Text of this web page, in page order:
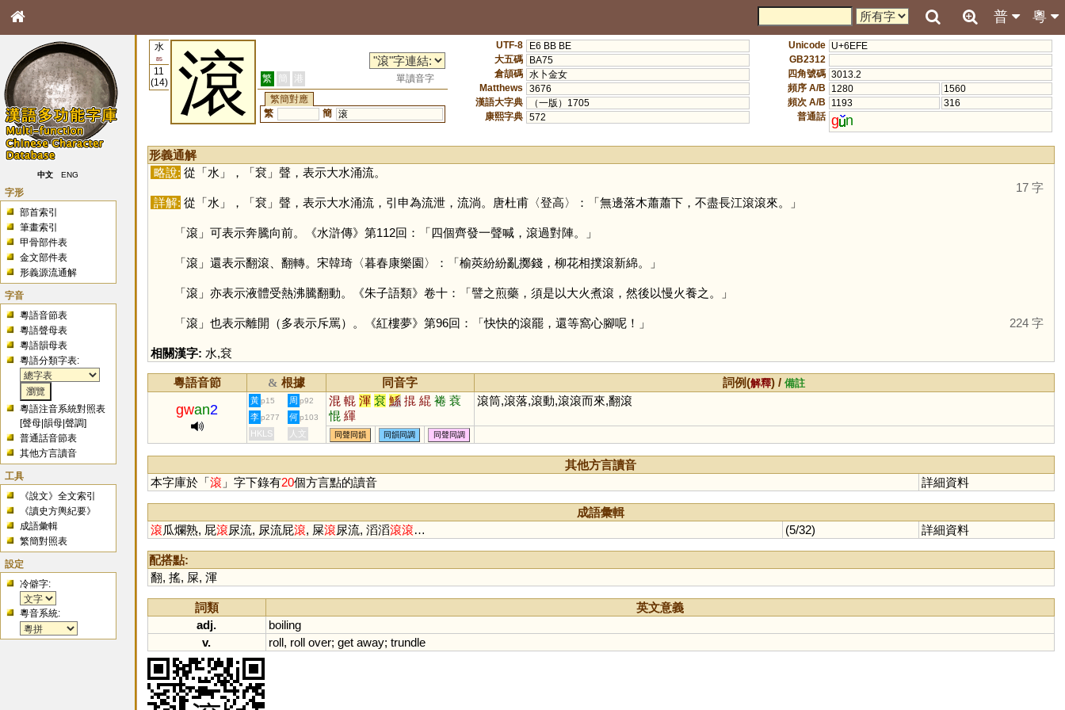
粵
普
中文 ENG
字形
部首索引
筆畫索引
甲骨部件表
金文部件表
形義源流通解
字音
粵語音節表
粵語聲母表
粵語韻母表
粵語分類字表:
粵語注音系統對照表
[聲母 |韻母 |聲調]
普通話音節表
其他方言讀音
工具
《說文》全文索引
《讀史方輿紀要》
成語彙輯
繁簡對照表
設定
冷僻字:
粵音系統:
水
85
11
(14)
滾 繁 簡 港
單讀音字
繁簡對應
繁
簡 滚
UTF-8
E6 BB BE
大五碼
BA75
倉頡碼 水卜金女
Matthews
3676
漢語大字典
（一版）1705
康熙字典 572
Unicode U+6EFE
GB2312
四角號碼 3013.2
頻序 A/B
1280
1560
頻次 A/B
1193
316
普通話 g n
形義通解
略說: 從「水 」，「袞 」聲，表示大水涌流。
17 字
詳解: 從「水 」，「袞 」聲，表示大水涌流，引申為流泄，流淌。唐杜甫〈登高〉：「無邊落木蕭蕭下，不盡長江滾滾來。」
「滾 」可表示奔騰向前。《水滸傳》第112回：「四個齊發一聲喊，滾過對陣。」
「滾 」還表示翻滾、翻轉。宋韓琦〈暮春康樂園〉：「榆莢紛紛亂擲錢，柳花相撲滾新綿。」
「滾 」亦表示液體受熱沸騰翻動。《朱子語類》卷十：「譬之煎藥，須是以大火煮滾，然後以慢火養之。」
「滾 」也表示離開（多表示斥罵）。《紅樓夢》第96回：「快快的滾罷，還等窩心腳呢！」 224 字
相關漢字: 水,袞
粵語音節 & 根據 同音字 詞例(解釋) /備註
gwan2
黃 p15 周 p92 混 輥 渾 袞 鯀 掍 緄 裷 蔉
惃 緷
滾筒,滾落,滾動,滾滾而來,翻滾
李 p277 何 p103
HKLS 人文 同聲同韻 同韻同調 同聲同調
其他方言讀音
本字庫於「滾 」字下錄有20個方言點的讀音 詳細資料
成語彙輯
滾瓜爛熟, 屁滾尿流, 尿流屁滾, 屎滾尿流, 滔滔滾滾… (5/32) 詳細資料
配搭點:
翻, 搖, 屎, 渾
詞類
英文意義
adj.
boiling
v.
roll, roll over; get away; trundle